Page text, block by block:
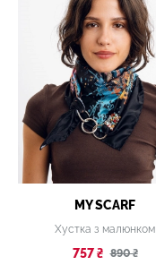
MY SCARF
Хустка з малюнком
757 ₴ 890 ₴